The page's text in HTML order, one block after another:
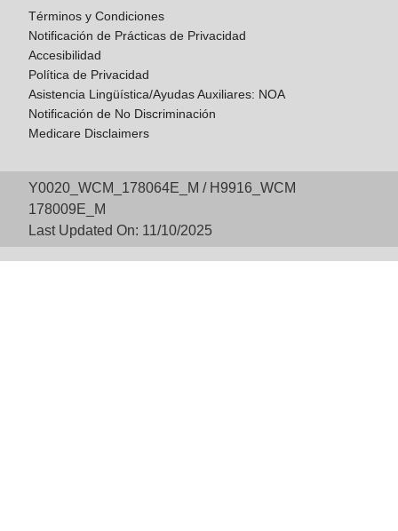
Términos y Condiciones
Notificación de Prácticas de Privacidad
Accesibilidad
Política de Privacidad
Asistencia Lingüística/Ayudas Auxiliares: NOA
Notificación de No Discriminación
Medicare Disclaimers
Y0020_WCM_178064E_M / H9916_WCM
178009E_M
Last Updated On: 11/10/2025